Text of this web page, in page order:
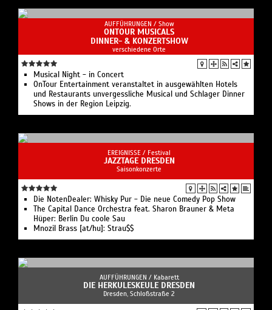
AUFFÜHRUNGEN / Show
ONTOUR MUSICALS
DINNER- & KONZERTSHOW
verschiedene Orte
Musical Night - in Concert
OnTour Entertainment veranstaltet in ausgewählten Hotels
und Restaurants unvergessliche Musical und Schlager Dinner
Shows in der Region Leipzig.
EREIGNISSE / Festival
JAZZTAGE DRESDEN
Saisonkonzerte
Die NotenDealer: Whisky Pur - Die neue Comedy Pop Show
The Capital Dance Orchestra feat. Sharon Brauner & Meta
Hüper: Berlin Du coole Sau
Mnozil Brass [at/hu]: Strau$$
AUFFÜHRUNGEN / Kabarett
DIE HERKULESKEULE DRESDEN
Dresden, Schloßstraße 2